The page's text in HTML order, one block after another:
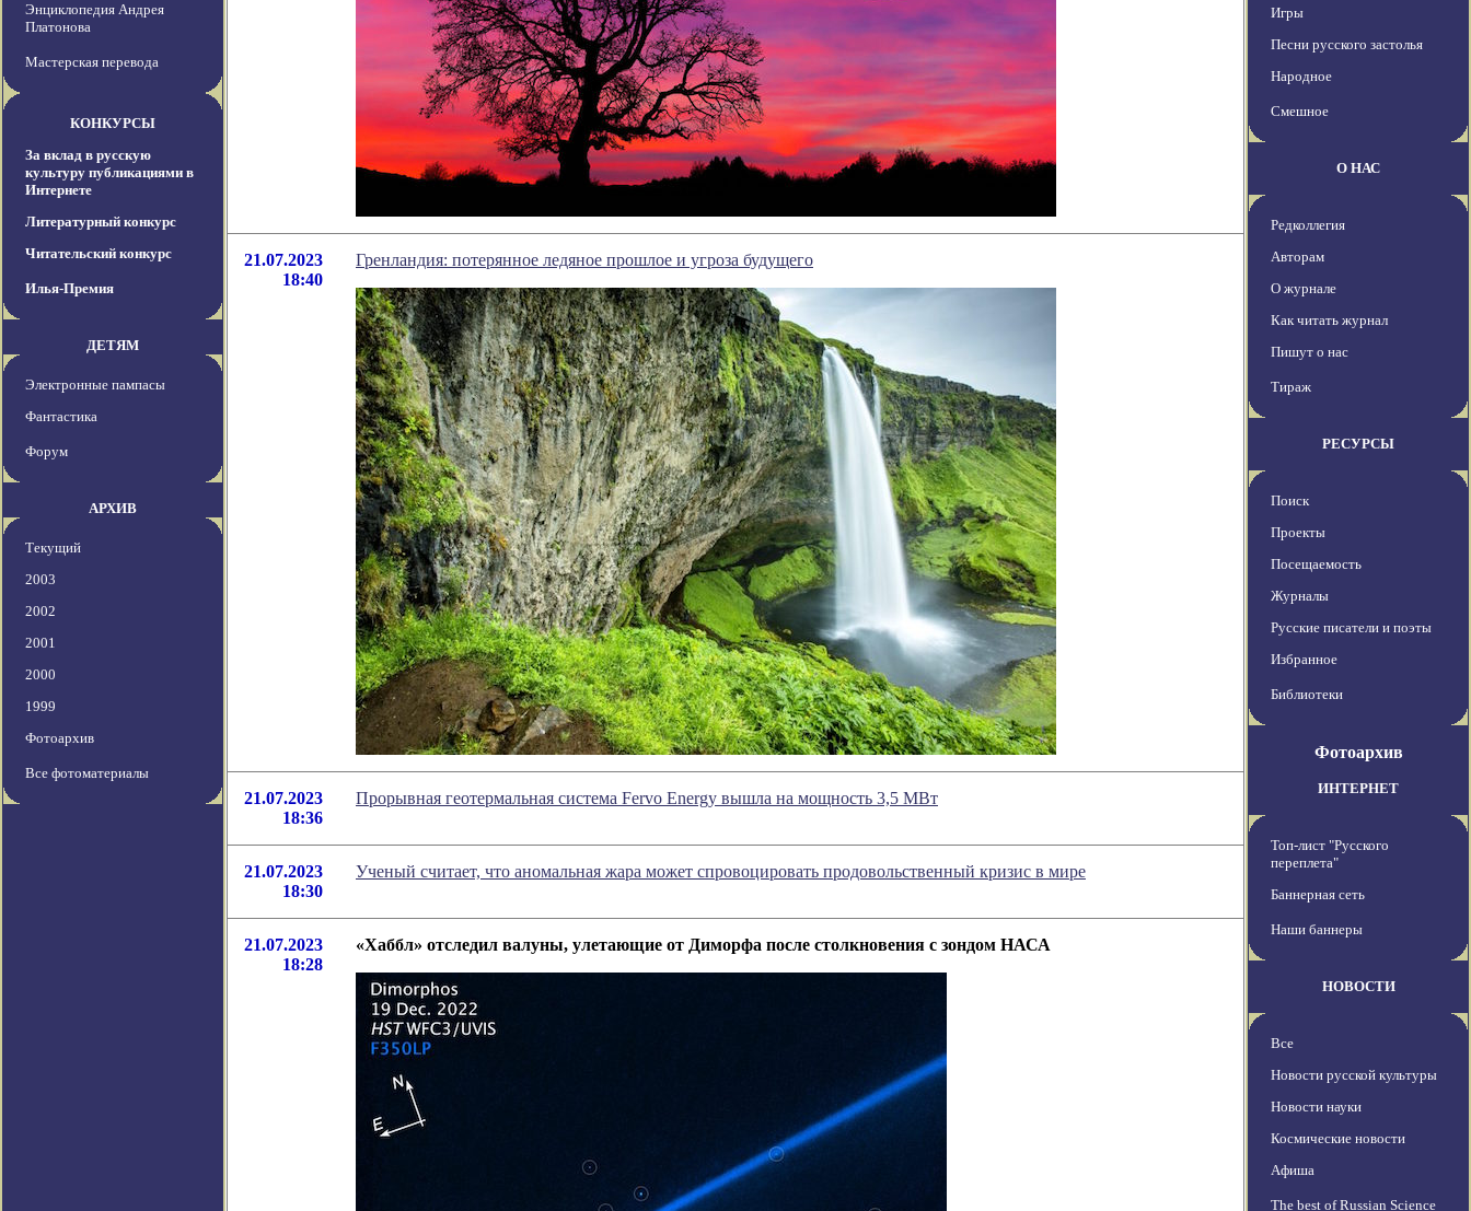
Энциклопедия Андрея
Платонова
Мастерская перевода
КОНКУРСЫ
За вклад в русскую
культуру публикациями в
Интернете
Литературный конкурс
Читательский конкурс
Илья-Премия
ДЕТЯМ
Электронные пампасы
Фантастика
Форум
АРХИВ
Текущий
2003
2002
2001
2000
1999
Фотоархив
Все фотоматериалы
21.07.2023
18:40
Гренландия: потерянное ледяное прошлое и угроза будущего
21.07.2023
18:36
Прорывная геотермальная система Fervo Energy вышла на мощность 3,5 МВт
21.07.2023
18:30
Ученый считает, что аномальная жара может спровоцировать продовольственный кризис в мире
21.07.2023
18:28
«Хаббл» отследил валуны, улетающие от Диморфа после столкновения с зондом НАСА
Игры
Песни русского застолья
Народное
Смешное
О НАС
Редколлегия
Авторам
О журнале
Как читать журнал
Пишут о нас
Тираж
РЕСУРСЫ
Поиск
Проекты
Посещаемость
Журналы
Русские писатели и поэты
Избранное
Библиотеки
Фотоархив
ИНТЕРНЕТ
Топ-лист "Русского
переплета"
Баннерная сеть
Наши баннеры
НОВОСТИ
Все
Новости русской культуры
Новости науки
Космические новости
Афиша
The best of Russian Science